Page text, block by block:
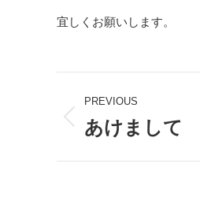
宜しくお願いします。
navigation
PREVIOUS
Previous
あけまして